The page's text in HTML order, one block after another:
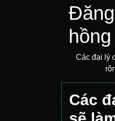
Các đại lý
Các